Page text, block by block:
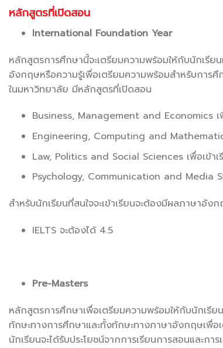
หลักสูตรที่เปิดสอน
International Foundation Year
หลักสูตรการศึกษานี้จะเตรียมความพร้อมให้กับนักเรีย
อังกฤษหรือความรู้เพื่อเตรียมความพร้อมสำหรับการ
ในมหาวิทยาลัย มีหลักสูตรที่เปิดสอน
Business, Management and Economics เ
Engineering, Computing and
Law, Politics and Social Sciences เพื่อเข้
Psychology, Communication and Media
สำหรับนักเรียนที่สนใจจะเข้าเรียนจะต้องมีผลภาษาอัง
IELTS จะต้องได้ 4.5
Pre-Masters
หลักสูตรการศึกษาเพื่อเตรียมความพร้อมให้กับนักเรี
ทักษะทางการศึกษาและทั้งทักษะทางภาษาอังกฤษเพื่
นักเรียนจะได้รับประโยชน์จากการเรียนการสอนและก